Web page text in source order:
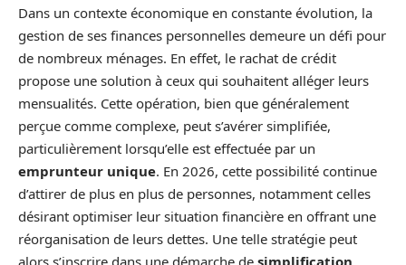
Dans un contexte économique en constante évolution, la
gestion de ses finances personnelles demeure un défi pour
de nombreux ménages. En effet, le rachat de crédit
propose une solution à ceux qui souhaitent alléger leurs
mensualités. Cette opération, bien que généralement
perçue comme complexe, peut s’avérer simplifiée,
particulièrement lorsqu’elle est effectuée par un
emprunteur unique. En 2026, cette possibilité continue
d’attirer de plus en plus de personnes, notamment celles
désirant optimiser leur situation financière en offrant une
réorganisation de leurs dettes. Une telle stratégie peut
alors s’inscrire dans une démarche de simplification